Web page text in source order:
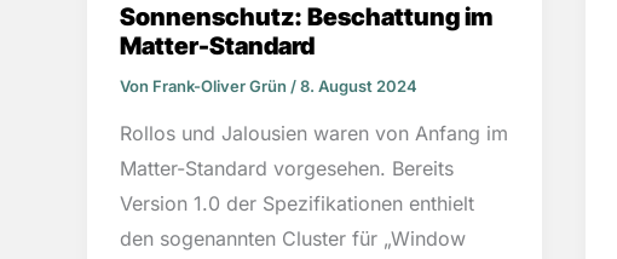
Sonnenschutz: Beschattung im
Matter-Standard
Von Frank-Oliver Grün /8. August 2024
Rollos und Jalousien waren von Anfang im
Matter-Standard vorgesehen. Bereits
Version 1.0 der Spezifikationen enthielt
den sogenannten Cluster für „Window